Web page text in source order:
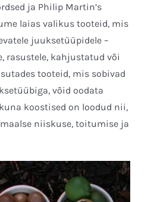
ja Philip Martin’s
laias valikus tooteid, mis
juuksetüüpidele –
rasustele, kahjustatud või
tooteid, mis sobivad
võid oodata
koostised on loodud nii,
niiskuse, toitumise ja